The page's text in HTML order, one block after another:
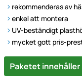
rekommenderas av
enkel att montera
UV-beständigt
mycket gott pris-
Paketet innehåller